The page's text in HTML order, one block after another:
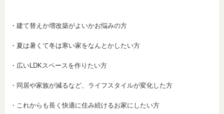
・建て替えか増改築がよいかお悩みの方
・夏は暑くて冬は寒い家をなんとかしたい方
・広いLDKスペースを作りたい方
・同居や家族が減るなど、ライフスタイルが変化した方
・これからも長く快適に住み続けるお家にしたい方